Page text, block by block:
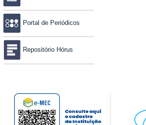
Portal de Periódicos
Repositório Hórus